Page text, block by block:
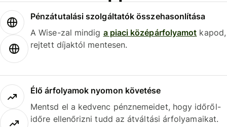
Pénzátutalási szolgáltatók összehasonlítása
A Wise-zal mindig a piaci középárfolyamot kapod,
rejtett díjaktól mentesen.
Élő árfolyamok nyomon követése
Mentsd el a kedvenc pénznemeidet, hogy időről-
időre ellenőrizni tudd az átváltási árfolyamaikat.